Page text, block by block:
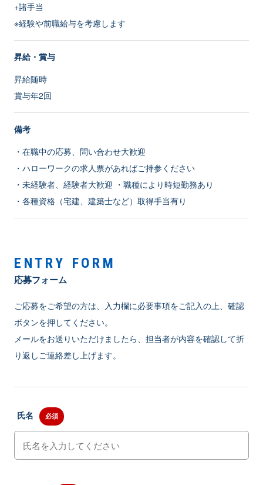
+諸手当
※経験や前職給与を考慮します
昇給・賞与
昇給随時
賞与年2回
備考
・在職中の応募、問い合わせ大歓迎
・ハローワークの求人票があればご持参ください
・未経験者、経験者大歓迎 ・職種により時短勤務あり
・各種資格（宅建、建築士など）取得手当有り
ENTRY FORM
応募フォーム
ご応募をご希望の方は、入力欄に必要事項をご記入の上、確認
ボタンを押してください。
メールをお送りいただけましたら、担当者が内容を確認して折
り返しご連絡差し上げます。
氏名 必須